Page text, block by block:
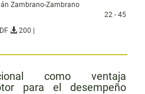
Zambrano-Zambrano
22 - 45
200 |
como ventaja
para el desempeño